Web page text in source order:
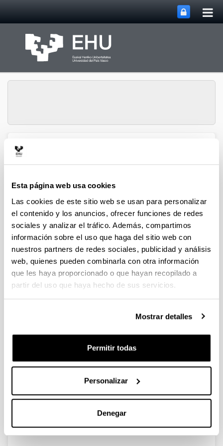
Esta página web usa cookies
Las cookies de este sitio web se usan para personalizar
el contenido y los anuncios, ofrecer funciones de redes
sociales y analizar el tráfico. Además, compartimos
información sobre el uso que haga del sitio web con
nuestros partners de redes sociales, publicidad y análisis
web, quienes pueden combinarla con otra información
que les haya proporcionado o que hayan recopilado a
partir del uso que haya hecho de sus servicios.
Mostrar detalles
Permitir todas
Personalizar
Denegar
Grupo de
Tesis doctorales
Reacciones de carbolitiación,
arilación catalizada por paladio y
metátesis en la síntesis de
Doctorando/a:
Unai Martínez Estíbalez
Año:
2008
Universidad del País Vasco (UPV/EHU)
Personas encargadas de la dirección:
Dra. Esther Lete y Dra. Nuria Sotomayor